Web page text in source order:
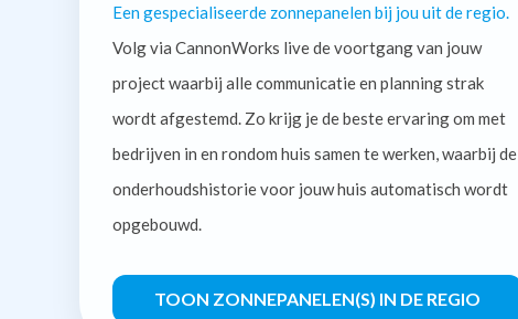
Een gespecialiseerde zonnepanelen bij jou uit de regio.
Volg via CannonWorks live de voortgang van jouw
project waarbij alle communicatie en planning strak
wordt afgestemd. Zo krijg je de beste ervaring om met
bedrijven in en rondom huis samen te werken, waarbij de
onderhoudshistorie voor jouw huis automatisch wordt
opgebouwd.
TOON ZONNEPANELEN(S) IN DE REGIO